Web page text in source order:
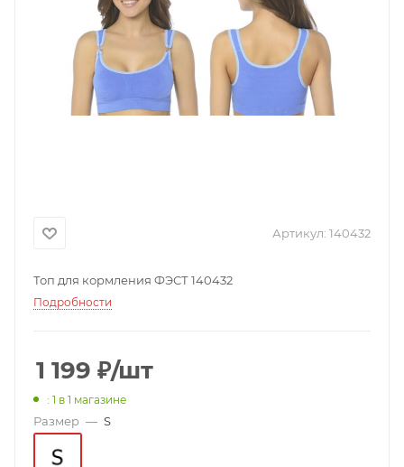
Артикул: 140432
Топ для кормления ФЭСТ 140432
Подробности
1 199 ₽/шт
: 1 в 1 магазине
Размер — S